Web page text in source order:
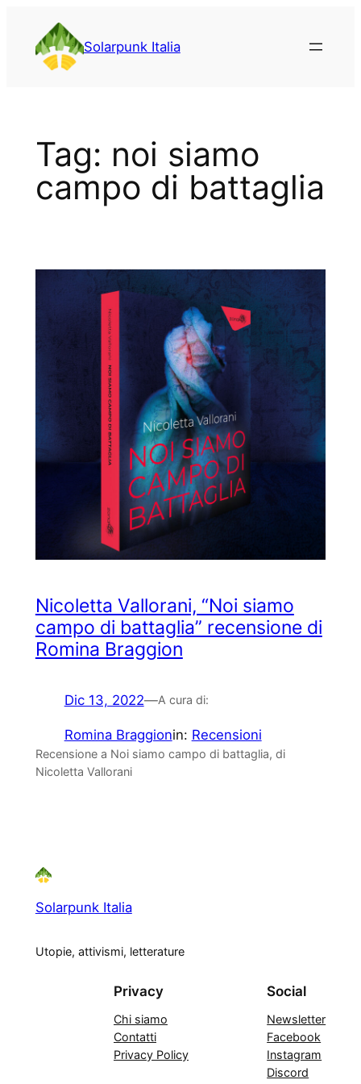
contenuto
Solarpunk Italia
Tag: noi siamo
campo di battaglia
Nicoletta Vallorani, “Noi siamo
campo di battaglia” recensione di
Romina Braggion
Dic 13, 2022—A cura di:
Romina Braggionin: Recensioni
Recensione a Noi siamo campo di battaglia, di
Nicoletta Vallorani
Solarpunk Italia
Utopie, attivismi, letterature
Privacy
Chi siamo
Contatti
Privacy Policy
Social
Newsletter
Facebook
Instagram
Discord